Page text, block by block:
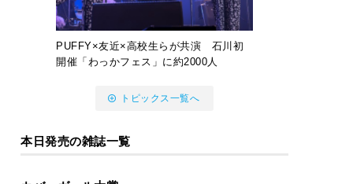
PUFFY×友近×高校生らが共演 石川初
開催「わっかフェス」に約2000人
トピックス一覧へ
本日発売の雑誌一覧